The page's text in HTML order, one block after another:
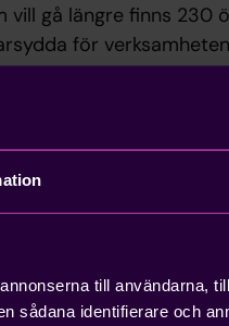
till användarna,
sådana identifierare och
vill gå längre finns 230
för
heter Zero Day Close.
för att siffrorna
Det är ett bokslut som
Med AI börjar det bli